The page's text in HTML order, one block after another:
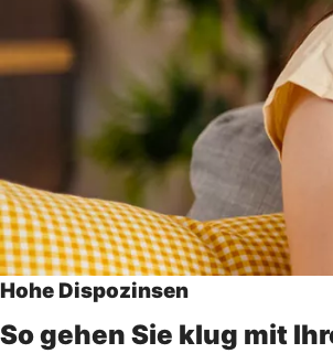
Hohe Dispozinsen
So gehen Sie klug mit